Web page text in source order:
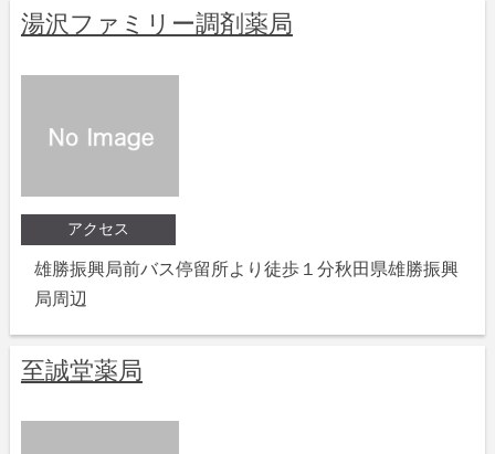
湯沢ファミリー調剤薬局
アクセス
雄勝振興局前バス停留所より徒歩１分秋田県雄勝振興
局周辺
至誠堂薬局